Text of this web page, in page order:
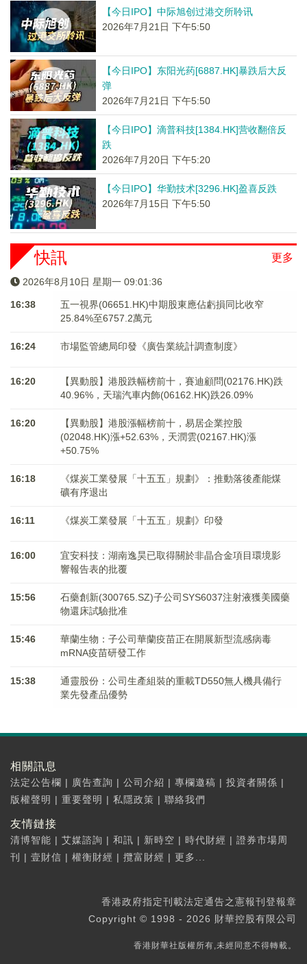
【今日IPO】中际旭创过港交所聆讯
2026年7月21日 下午5:50
【今日IPO】东阳光药[6887.HK]暴跌后大反
弹
2026年7月21日 下午5:50
【今日IPO】滴普科技[1384.HK]营收翻倍反
跌
2026年7月20日 下午5:20
【今日IPO】华勤技术[3296.HK]盈喜反跌
2026年7月15日 下午5:50
更多
快訊
2026年8月10日 星期一 09:01:36
16:38
五一視界(06651.HK)中期股東應佔虧損同比收窄
25.84%至6757.2萬元
16:24 市場監管總局印發《廣告業統計調查制度》
16:20
【異動股】港股跌幅榜前十，賽迪顧問(02176.HK)跌
40.96%，天瑞汽車内飾(06162.HK)跌26.09%
16:20
【異動股】港股漲幅榜前十，易居企業控股
(02048.HK)漲+52.63%，天潤雲(02167.HK)漲
+50.75%
16:18
《煤炭工業發展「十五五」規劃》：推動落後產能煤
礦有序退出
16:11 《煤炭工業發展「十五五」規劃》印發
16:00
宜安科技：湖南逸昊已取得關於非晶合金項目環境影
響報告表的批覆
15:56
石藥創新(300765.SZ)子公司SYS6037注射液獲美國藥
物還床試驗批准
15:46
華蘭生物：子公司華蘭疫苗正在開展新型流感病毒
mRNA疫苗研發工作
15:38
通靈股份：公司生產組裝的重載TD550無人機具備行
業先發產品優勢
相關訊息
法定公告欄 | 廣告查詢 | 公司介紹 | 專欄邀稿 | 投資者關係 |
版權聲明 | 重要聲明 | 私隱政策 | 聯絡我們
友情鏈接
清博智能 | 艾媒諮詢 | 和訊 | 新時空 | 時代財經 | 證券市場周
刊
| 壹財信 | 權衡財經 | 攬富財經 | 更多...
香港政府指定刊載法定通告之憲報刊登報章
Copyright © 1998 - 2026 財華控股有限公司
香港財華社版權所有,未經同意不得轉載。